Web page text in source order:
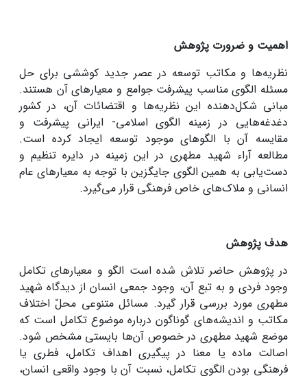
اهمیت و ضرورت پژوهش
نظریه‌ها و مکاتب توسعه در عصر جدید کوششی برای حل
مسئله الگوی مناسب پیشرفت جوامع و معیارهای آن هستند.
مبانی شکل‌دهنده این نظریه‌ها و اقتضائات آن، در کشور
دغدغه‌هایی در زمینه الگوی اسلامی- ایرانی پیشرفت و
مقایسه آن با الگوهای موجود توسعه ایجاد کرده ‌است.
مطالعه آراء شهید مطهری در این زمینه در دایره تنظیم و
دست‌یابی به همین الگوی جایگزین با توجه به معیارهای عام
انسانی و ملاک‌های خاص فرهنگی قرار می‌گیرد.
هدف پژوهش
در پژوهش حاضر تلاش شده است الگو و معیارهای تکامل
وجود فردی و به تبع آن، وجود جمعی انسان از دیدگاه شهید
مطهری مورد بررسی قرار گیرد. مسائل متنوعی محلّ اختلاف
مکاتب و اندیشه‌های گوناگون درباره موضوع تکامل است که
موضع شهید مطهری در خصوص آن‌ها بایستی مشخص شود.
اصالت ماده یا معنا در پیگیری اهداف تکامل، فطری یا
فرهنگی‌ بودن الگوی تکامل، نسبت آن با وجود واقعی انسان،